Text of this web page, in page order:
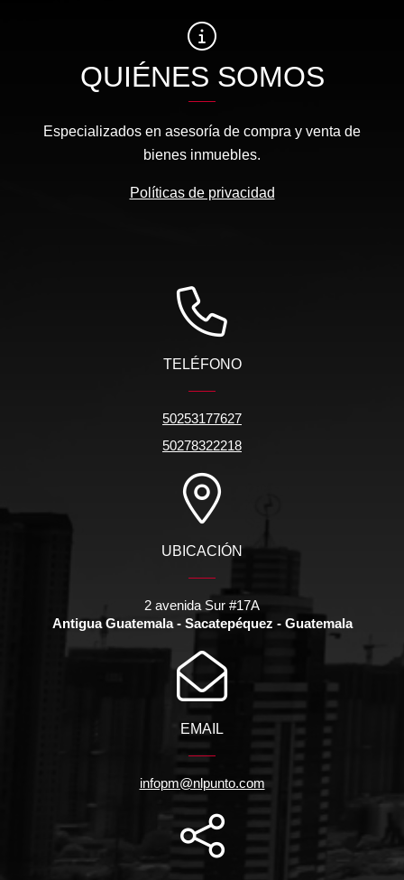
QUIÉNES SOMOS
Especializados en asesoría de compra y venta de
bienes inmuebles.
Políticas de privacidad
TELÉFONO
50253177627
50278322218
UBICACIÓN
2 avenida Sur #17A
Antigua Guatemala - Sacatepéquez - Guatemala
EMAIL
infopm@nlpunto.com